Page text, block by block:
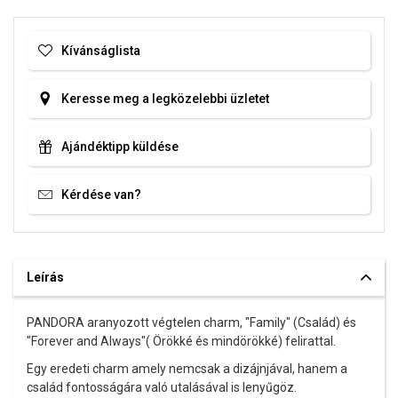
Kívánságlista
Keresse meg a legközelebbi üzletet
Ajándéktipp küldése
Kérdése van?
Leírás
PANDORA aranyozott végtelen charm, "Family" (Család) és
"Forever and Always"( Örökké és mindörökké) felirattal.
Egy eredeti charm amely nemcsak a dizájnjával, hanem a
család fontosságára való utalásával is lenyűgöz.